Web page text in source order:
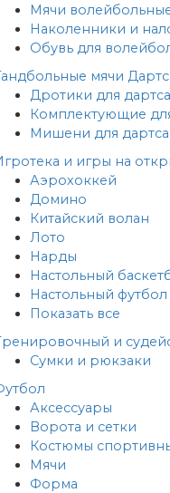
Мячи
Наколенники и
Обувь для
мячи Дартс
Дротики для дартса
Комплектующие
Мишени для дартса
и игры на
Аэрохоккей
Домино
Китайский волан
Лото
Нарды
Настольный
Настольный футбол
Показать все
и
Сумки и рюкзаки
Аксессуары
Ворота и сетки
Костюмы
Мячи
Форма